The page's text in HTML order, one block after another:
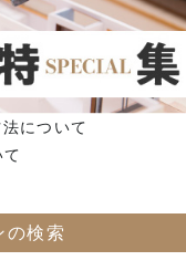
について
の検索